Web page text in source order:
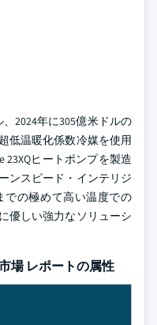
2024年に305億米ドルの
低温暖化係数冷媒を使用
23XQヒートポンプを製造
ンスピード・インテリジ
での極めて高い温度での
優しい強力なソリューシ
場 レポートの属性